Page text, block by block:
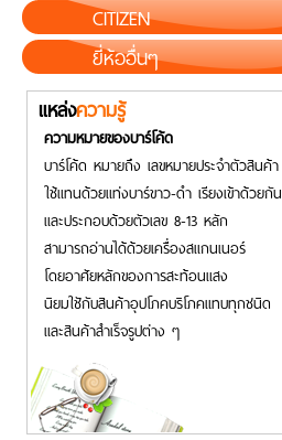
CITIZEN
ยี่ห้ออื่นๆ
แหล่งความรู้
ความหมายของบาร์โค้ด
บาร์โค้ด หมายถึง เลขหมายประจำตัวสินค้า
ใช้แทนด้วยแท่งบาร์ขาว-ดำ เรียงเข้าด้วยกัน
และประกอบด้วยตัวเลข 8-13 หลัก
สามารถอ่านได้ด้วยเครื่องสแกนเนอร์
โดยอาศัยหลักของการสะท้อนแสง
นิยมใชักับสินค้าอุปโภคบริโภคแทบทุกชนิด
และสินค้าสำเร็จรูปต่าง ๆ